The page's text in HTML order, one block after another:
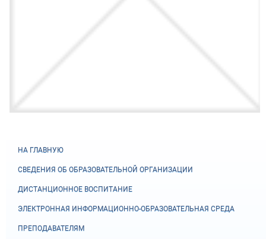
НА ГЛАВНУЮ
СВЕДЕНИЯ ОБ ОБРАЗОВАТЕЛЬНОЙ ОРГАНИЗАЦИИ
ДИСТАНЦИОННОЕ ВОСПИТАНИЕ
ЭЛЕКТРОННАЯ ИНФОРМАЦИОННО-ОБРАЗОВАТЕЛЬНАЯ СРЕДА
ПРЕПОДАВАТЕЛЯМ